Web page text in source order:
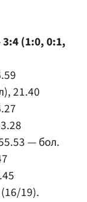
(1:0, 0:1,
21.40
— бол.
19).